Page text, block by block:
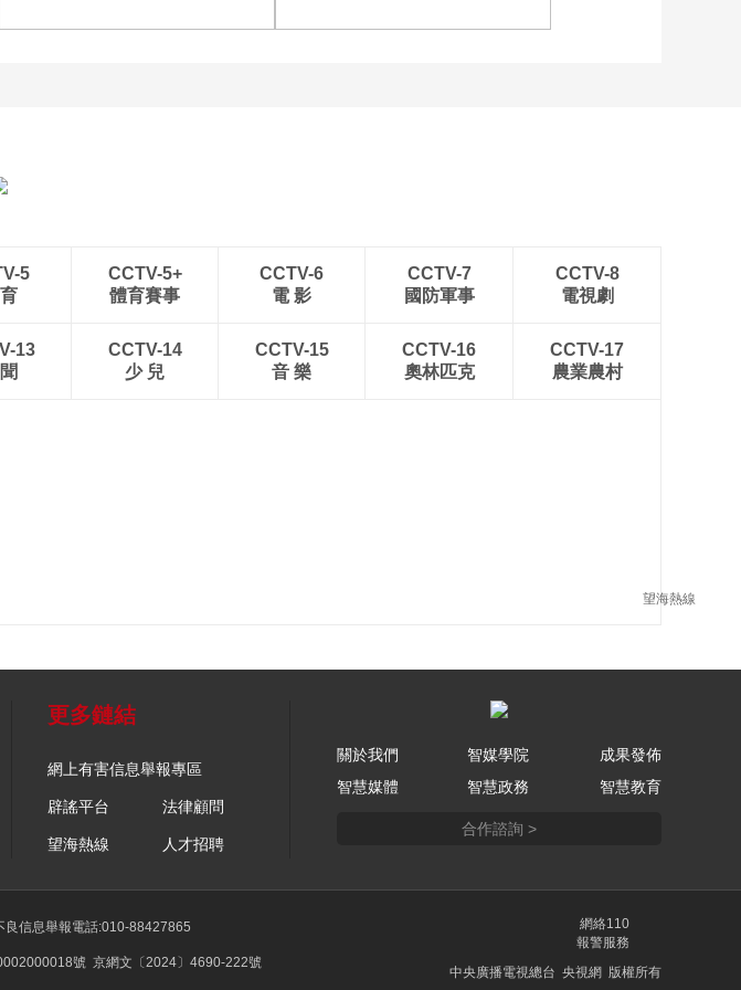
望海熱線
5
CCTV-5+
體育賽事
CCTV-6
電 影
CCTV-7
國防軍事
CCTV-8
電視劇
13
CCTV-14
少 兒
CCTV-15
音 樂
CCTV-16
奧林匹克
CCTV-17
農業農村
更多鏈結
網上有害信息舉報專區
辟謠平台 法律顧問
望海熱線 人才招聘
關於我們 智媒學院
成果發佈
智慧媒體
智慧政務 智慧教育
合作諮詢 >
良信息舉報電話:010-88427865
號 京網文〔2024〕4690-222號
網絡110
報警服務
中央廣播電視總台 央視網 版權所有